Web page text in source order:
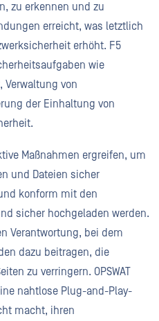
zu erkennen und zu
erreicht, was letztlich
erhöht. F5
wie
Verwaltung von
der Einhaltung von
Maßnahmen ergreifen, um
und Dateien sicher
konform mit den
sicher hochgeladen werden.
Verantwortung, bei dem
dazu beitragen, die
zu verringern. OPSWAT
nahtlose Plug-and-Play-
macht, ihren